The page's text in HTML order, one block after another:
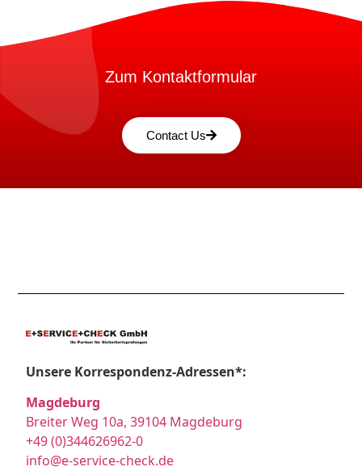
Zum Kontaktformular
Contact Us
Unsere Korrespondenz-Adressen*:
Magdeburg
Breiter Weg 10a, 39104 Magdeburg
+49 (0)344626962-0
info@e-service-check.de